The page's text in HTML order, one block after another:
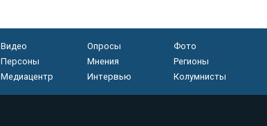
Видео Опросы
Фото
Персоны
Мнения
Регионы
Медиацентр
Интервью Колумнисты